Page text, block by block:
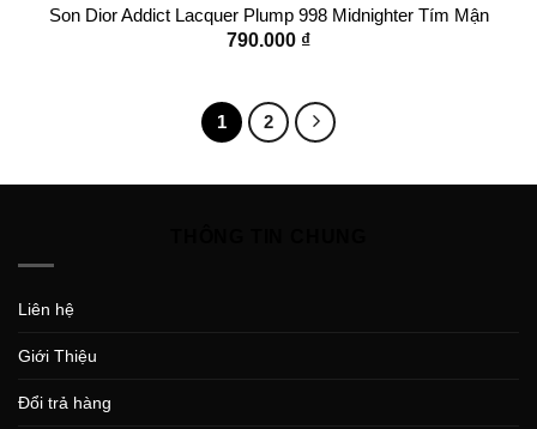
Son Dior Addict Lacquer Plump 998 Midnighter Tím Mận
790.000 ₫
1 2
Liên hệ
Giới Thiệu
Đổi trả hàng